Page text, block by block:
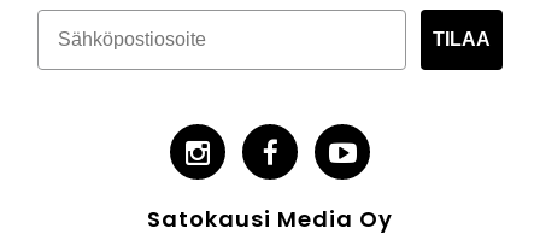
TILAA
Satokausi Media Oy